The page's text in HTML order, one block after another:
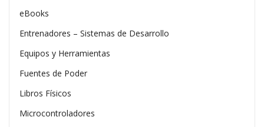
eBooks
Entrenadores – Sistemas de Desarrollo
Equipos y Herramientas
Fuentes de Poder
Libros Físicos
Microcontroladores